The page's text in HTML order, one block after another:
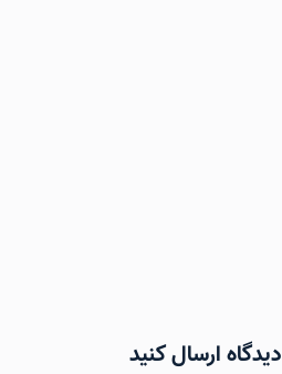
دیدگاه ارسال کنید